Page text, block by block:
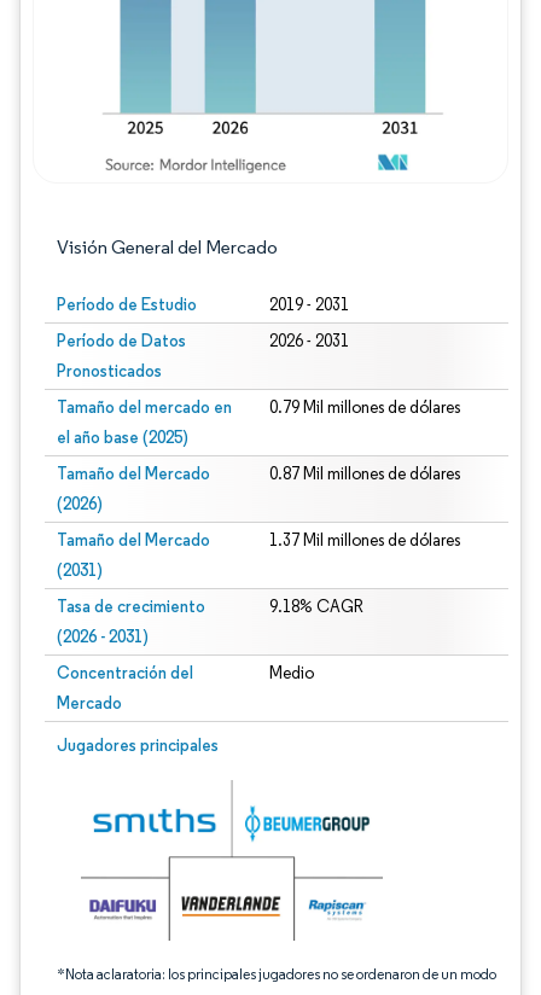
Visión General del Mercado
Período de Estudio 2019 - 2031
Período de Datos
Pronosticados
2026 - 2031
Tamaño del mercado en
el año base (2025)
0.79 Mil millones de dólares
Tamaño del Mercado
(2026)
0.87 Mil millones de dólares
Tamaño del Mercado
(2031)
1.37 Mil millones de dólares
Tasa de crecimiento
(2026 - 2031)
9.18% CAGR
Concentración del
Mercado
Medio
Jugadores principales
*Nota aclaratoria: los principales jugadores no se ordenaron de un modo
Imagen © Mordor Intelligence. El uso requiere atribución según CC BY 4.0.